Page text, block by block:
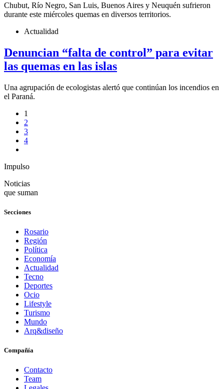
Chubut, Río Negro, San Luis, Buenos Aires y Neuquén sufrieron
durante este miércoles quemas en diversos territorios.
Actualidad
Denuncian “falta de control” para evitar
las quemas en las islas
Una agrupación de ecologistas alertó que continúan los incendios en
el Paraná.
1
2
3
4
Impulso
Noticias
que suman
Secciones
Rosario
Región
Política
Economía
Actualidad
Tecno
Deportes
Ocio
Lifestyle
Turismo
Mundo
Arq&diseño
Compañía
Contacto
Team